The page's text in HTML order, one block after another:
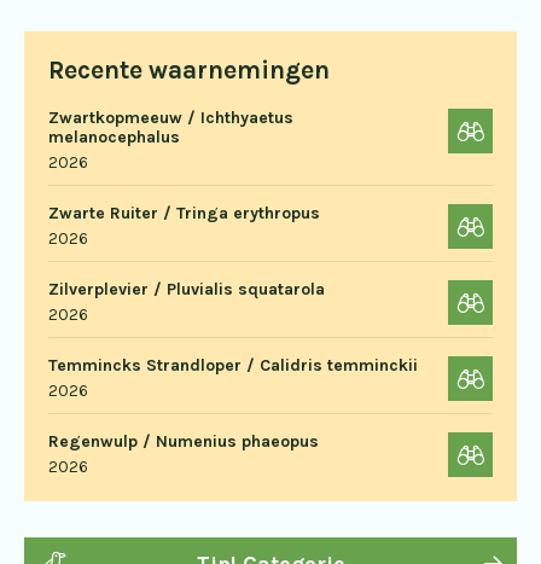
Recente waarnemingen
Zwartkopmeeuw / Ichthyaetus
melanocephalus
2026
Zwarte Ruiter / Tringa erythropus
2026
Zilverplevier / Pluvialis squatarola
2026
Temmincks Strandloper / Calidris temminckii
2026
Regenwulp / Numenius phaeopus
2026